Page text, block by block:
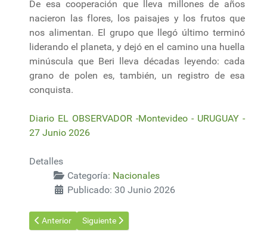
De esa cooperación que lleva millones de años
nacieron las flores, los paisajes y los frutos que
nos alimentan. El grupo que llegó último terminó
liderando el planeta, y dejó en el camino una huella
minúscula que Beri lleva décadas leyendo: cada
grano de polen es, también, un registro de esa
conquista.
Diario EL OBSERVADOR -Montevideo - URUGUAY -
27 Junio 2026
Detalles
Categoría: Nacionales
Publicado: 30 Junio 2026
Artículo anterior: Salud en colmenas uruguayas, pieza clave
Anterior Artículo siguiente: Apicultura, en julio se habilita
Siguiente